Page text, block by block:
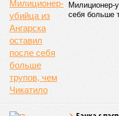
Милиционер-
себя больше